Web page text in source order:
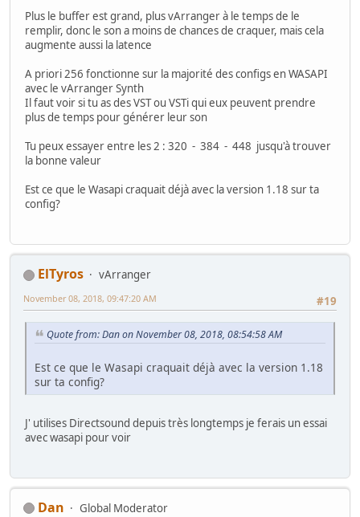
Plus le buffer est grand, plus vArranger à le temps de le
remplir, donc le son a moins de chances de craquer, mais cela
augmente aussi la latence
A priori 256 fonctionne sur la majorité des configs en WASAPI
avec le vArranger Synth
Il faut voir si tu as des VST ou VSTi qui eux peuvent prendre
plus de temps pour générer leur son
Tu peux essayer entre les 2 : 320 - 384 - 448 jusqu'à trouver
la bonne valeur
Est ce que le Wasapi craquait déjà avec la version 1.18 sur ta
config?
ElTyros
vArranger
#19
November 08, 2018, 09:47:20 AM
Quote from: Dan on November 08, 2018, 08:54:58 AM
Est ce que le Wasapi craquait déjà avec la version 1.18
sur ta config?
J' utilises Directsound depuis très longtemps je ferais un essai
avec wasapi pour voir
Dan
Global Moderator